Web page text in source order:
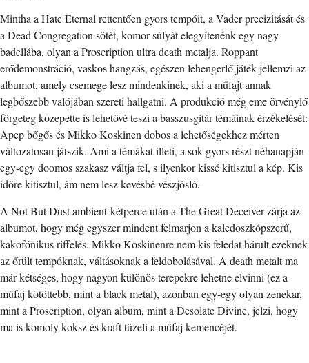
Mintha a Hate Eternal rettentően gyors tempóit, a Vader precizitását és
a Dead Congregation sötét, komor súlyát elegyítenénk egy nagy
badellába, olyan a Proscription ultra death metalja. Roppant
erődemonstráció, vaskos hangzás, egészen lehengerlő játék jellemzi az
albumot, amely csemege lesz mindenkinek, aki a műfajt annak
legbőszebb valójában szereti hallgatni. A produkció még eme örvénylő
förgeteg közepette is lehetővé teszi a basszusgitár témáinak érzékelését:
Apep bőgős és Mikko Koskinen dobos a lehetőségekhez mérten
változatosan játszik. Ami a témákat illeti, a sok gyors részt néhanapján
egy-egy doomos szakasz váltja fel, s ilyenkor kissé kitisztul a kép. Kis
időre kitisztul, ám nem lesz kevésbé vészjósló.
A Not But Dust ambient-kétperce után a The Great Deceiver zárja az
albumot, hogy még egyszer mindent felmarjon a kaledoszkópszerű,
kakofónikus riffelés. Mikko Koskinenre nem kis feledat hárult ezeknek
az őrült tempóknak, váltásoknak a feldobolásával. A death metalt ma
már kétséges, hogy nagyon különös terepekre lehetne elvinni (ez a
műfaj kötöttebb, mint a black metal), azonban egy-egy olyan zenekar,
mint a Proscription, olyan album, mint a Desolate Divine, jelzi, hogy
ma is komoly koksz és kraft tüzeli a műfaj kemencéjét.